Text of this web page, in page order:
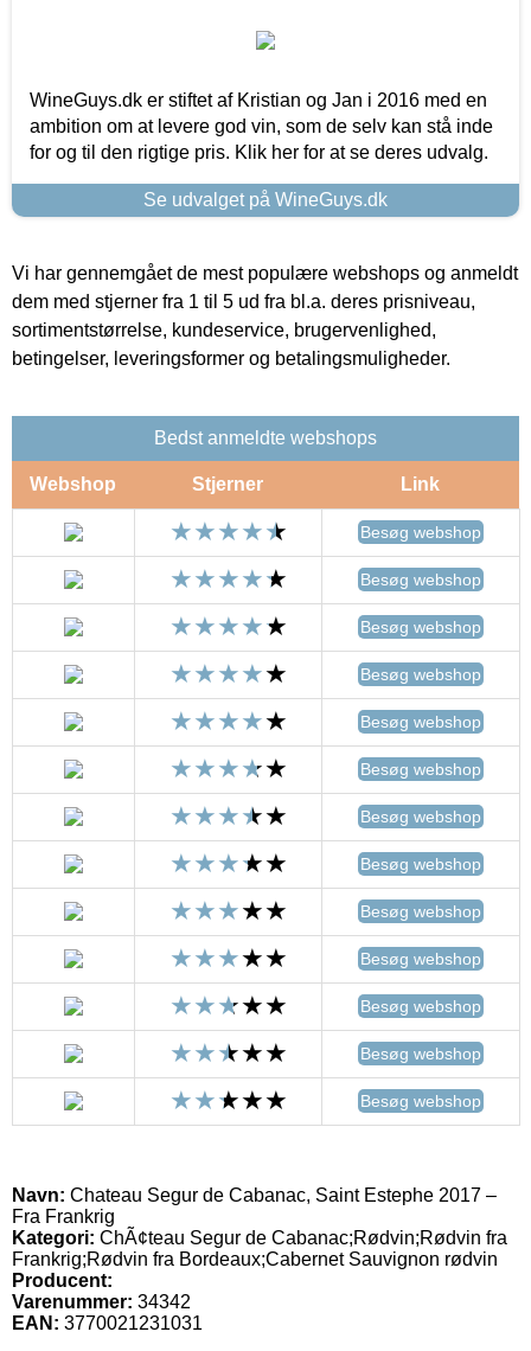
WineGuys.dk er stiftet af Kristian og Jan i 2016 med en
ambition om at levere god vin, som de selv kan stå inde
for og til den rigtige pris. Klik her for at se deres udvalg.
Se udvalget på WineGuys.dk
Vi har gennemgået de mest populære webshops og anmeldt
dem med stjerner fra 1 til 5 ud fra bl.a. deres prisniveau,
sortimentstørrelse, kundeservice, brugervenlighed,
betingelser, leveringsformer og betalingsmuligheder.
Bedst anmeldte webshops
Webshop Stjerner Link
Besøg webshop
Besøg webshop
Besøg webshop
Besøg webshop
Besøg webshop
Besøg webshop
Besøg webshop
Besøg webshop
Besøg webshop
Besøg webshop
Besøg webshop
Besøg webshop
Besøg webshop
Navn: Chateau Segur de Cabanac, Saint Estephe 2017 –
Fra Frankrig
Kategori: ChÃ¢teau Segur de Cabanac;Rødvin;Rødvin fra
Frankrig;Rødvin fra Bordeaux;Cabernet Sauvignon rødvin
Producent:
Varenummer: 34342
EAN: 3770021231031